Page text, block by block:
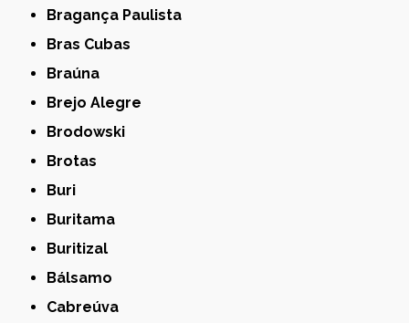
Bragança Paulista
Bras Cubas
Braúna
Brejo Alegre
Brodowski
Brotas
Buri
Buritama
Buritizal
Bálsamo
Cabreúva